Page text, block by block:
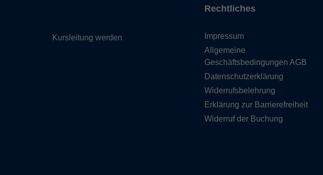
Kursleitung werden
Rechtliches
Impressum
Allgemeine
Geschäftsbedingungen AGB
Datenschutzerklärung
Widerrufsbelehrung
Erklärung zur Barrierefreiheit
Widerruf der Buchung